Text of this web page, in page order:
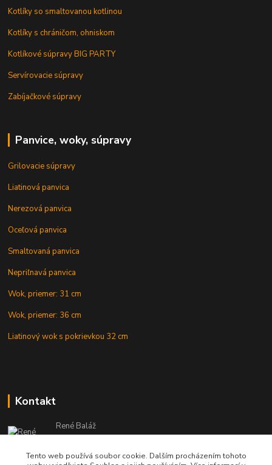
Kotlíky so smaltovanou kotlinou
Kotlíky s chráničom, ohniskom
Kotlíkové súpravy BIG PARTY
Servírovacie súpravy
Zabíjačkové súpravy
Panvice, woky, súpravy
Grilovacie súpravy
Liatinová panvica
Nerezová panvica
Oceľová panvica
Smaltovaná panvica
Nepriľnavá panvica
Wok, priemer: 31 cm
Wok, priemer: 36 cm
Liatinový wok s pokrievkou 32 cm
Kontakt
René Baláž
Eshop: +421 902 212 007
od 8:00 - do 16:00 hod
Tento web používá soubor cookie. Dalším procházením tohoto